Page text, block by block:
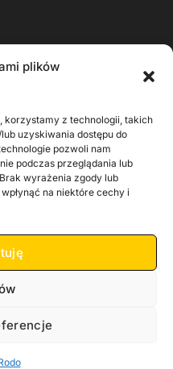
plików
korzystamy z technologii, takich
uzyskiwania dostępu do
pozwoli nam
podczas przeglądania lub
wyrażenia zgody lub
na niektóre cechy i
TV